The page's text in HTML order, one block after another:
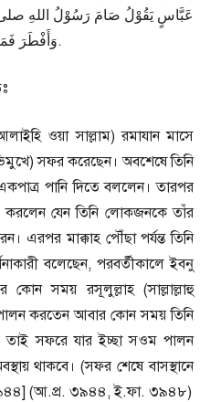
عَبَّاسٍ يَقُوْلُ صَامَ رَسُوْلُ اللهِ
وَأَفْطَرَ فَمَنْ شَاءَ صَامَ وَمَنْ شَاءَ أَفْطَرَ.
ওয়া সাল্লাম) রমাযান মাসে
সফর করেছেন। অবশেষে তিনি
পানি দিতে বললেন। তারপর
করলেন যেন তিনি লোকজনকে তাঁর
এরপর মাক্কাহ পৌঁছা পর্যন্ত তিনি
বলেছেন, পরবর্তীকালে ইবনু
সময় রসূলুল্লাহ (সাল্লাল্লাহু
করতেন আবার কোন সময় তিনি
তাই সফরে যার ইচ্ছা সওম পালন
থাকবে। (সফর শেষে বাসস্থানে
(আ.প্র. ৩৯৪৪, ই.ফা. ৩৯৪৮)